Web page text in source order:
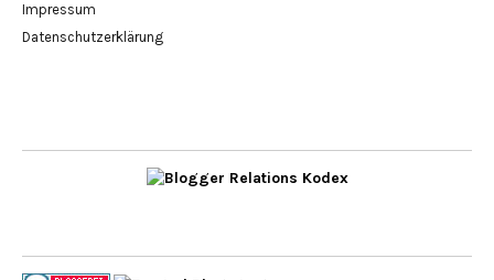
Impressum
Datenschutzerklärung